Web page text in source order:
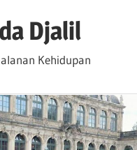
Djalil
Kehidupan